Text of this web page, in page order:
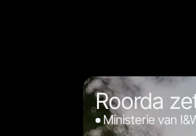
Roorda
Ministerie van